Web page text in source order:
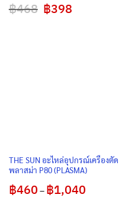
฿468 Original
price
฿398Current
price
THE SUN อะไหล่อุปกรณ์เครื่องตัด
พลาสม่า P80 (PLASMA)
฿460 – ฿1,040Price
range: